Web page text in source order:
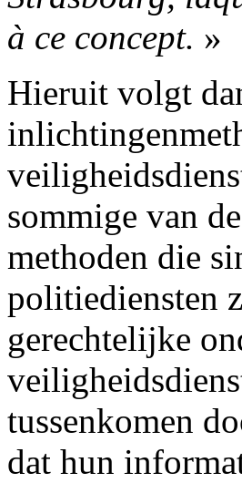
à ce concept. »
Hieruit volgt
sommige van
methoden die
politiediensten
gerechtelijke
tussenkomen
dat hun